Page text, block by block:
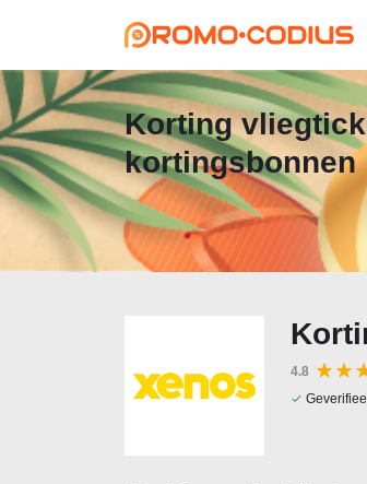
Korting
kortingsbonnen
4.8
✓